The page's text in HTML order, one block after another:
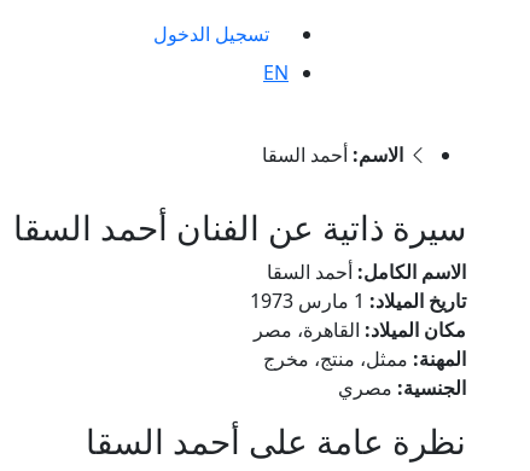
تسجيل الدخول
EN
الاسم: أحمد السقا
سيرة ذاتية عن الفنان أحمد السقا
الاسم الكامل: أحمد السقا
تاريخ الميلاد:
مكان الميلاد: القاهرة، مصر
المهنة: ممثل، منتج، مخرج
الجنسية: مصري
نظرة عامة على أحمد السقا